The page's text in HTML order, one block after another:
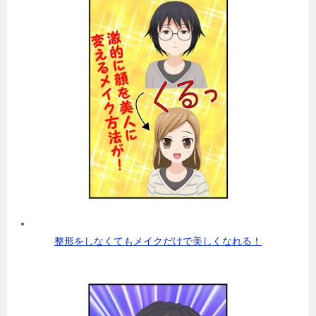
整形をしなくてもメイクだけで美しくなれる！